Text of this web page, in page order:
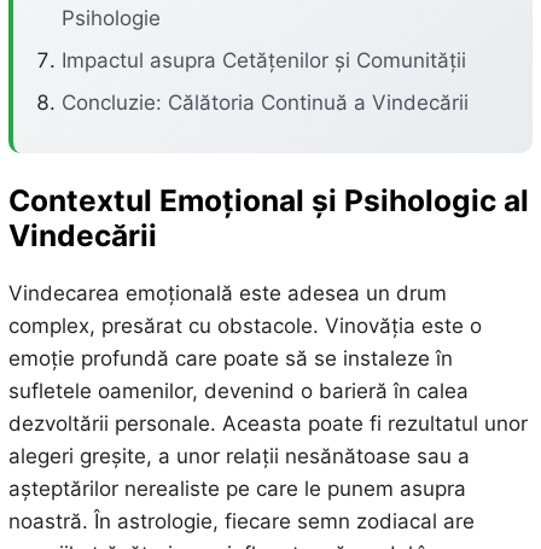
Psihologie
Impactul asupra Cetățenilor și Comunității
Concluzie: Călătoria Continuă a Vindecării
Contextul Emoțional și Psihologic al
Vindecării
Vindecarea emoțională este adesea un drum
complex, presărat cu obstacole. Vinovăția este o
emoție profundă care poate să se instaleze în
sufletele oamenilor, devenind o barieră în calea
dezvoltării personale. Aceasta poate fi rezultatul unor
alegeri greșite, a unor relații nesănătoase sau a
așteptărilor nerealiste pe care le punem asupra
noastră. În astrologie, fiecare semn zodiacal are